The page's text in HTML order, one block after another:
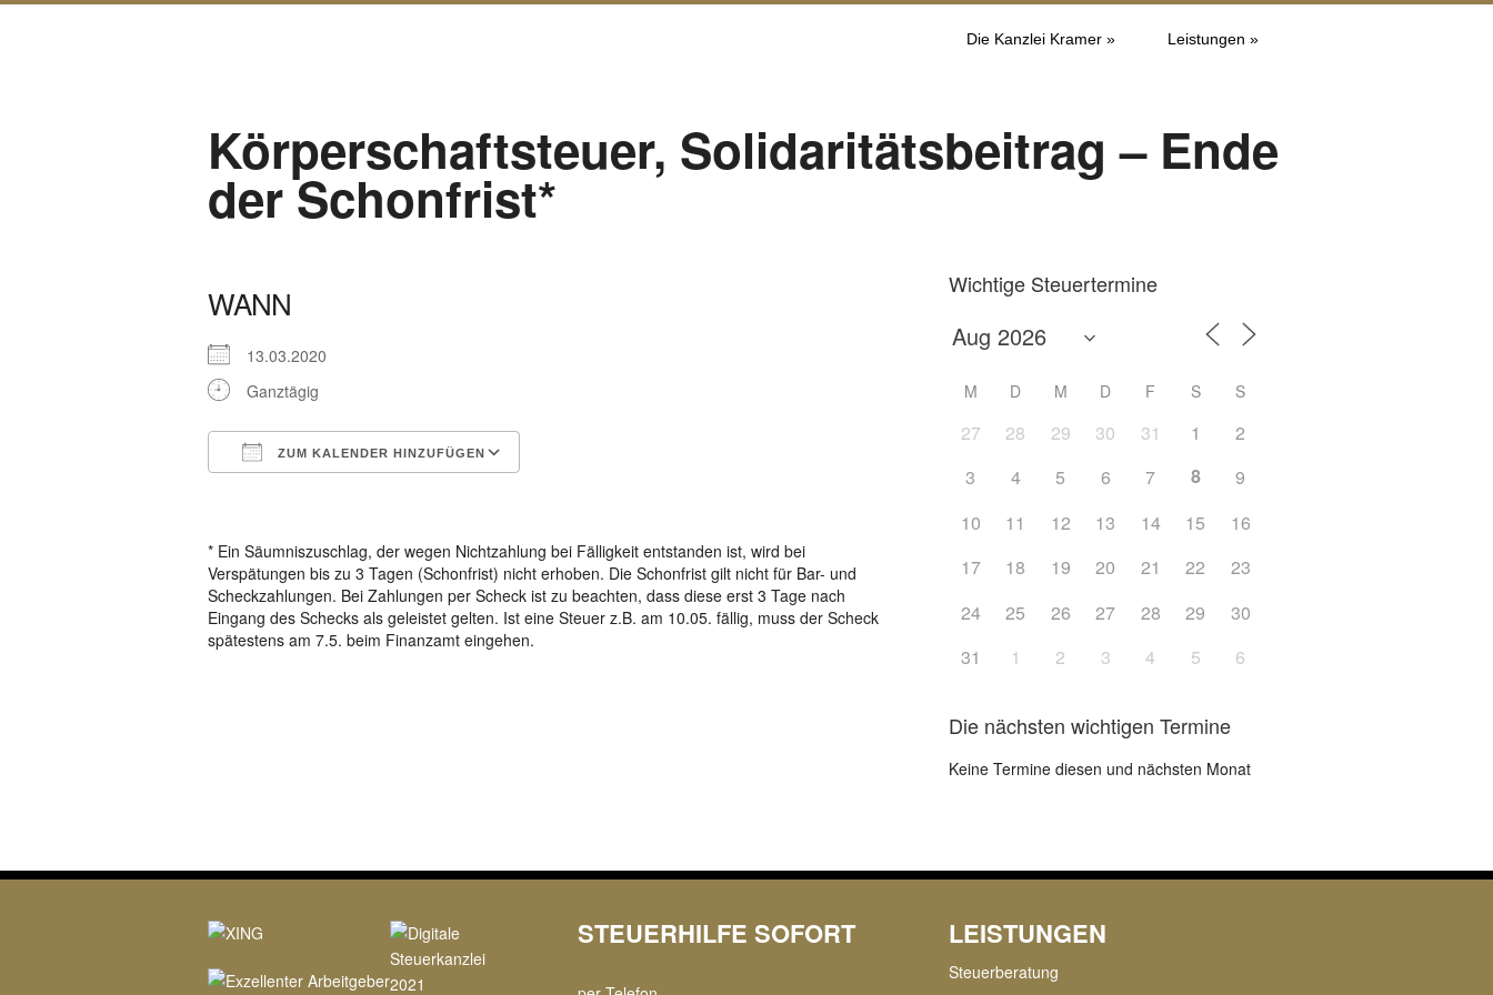
Die Kanzlei Kramer » Leistungen »
Körperschaftsteuer, Solidaritätsbeitrag – Ende
der Schonfrist*
WANN
13.03.2020
Ganztägig
ZUM KALENDER HINZUFÜGEN
* Ein Säumniszuschlag, der wegen Nichtzahlung bei Fälligkeit entstanden ist, wird bei
Verspätungen bis zu 3 Tagen (Schonfrist) nicht erhoben. Die Schonfrist gilt nicht für Bar- und
Scheckzahlungen. Bei Zahlungen per Scheck ist zu beachten, dass diese erst 3 Tage nach
Eingang des Schecks als geleistet gelten. Ist eine Steuer z.B. am 10.05. fällig, muss der Scheck
spätestens am 7.5. beim Finanzamt eingehen.
Wichtige Steuertermine
M D M D F S S
27 28 29 30 31 1
2
3
4 5 6 7 8
9
10
11 12 13 14 15
16
17
18 19 20 21 22
23
24
25 26 27 28 29
30
31
1 2 3 4 5 6
Die nächsten wichtigen Termine
Keine Termine diesen und nächsten Monat
STEUERHILFE SOFORT LEISTUNGEN
Steuerberatung